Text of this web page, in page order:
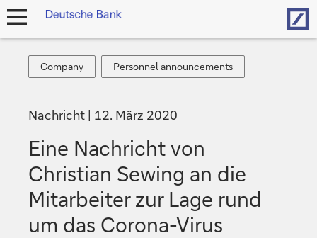
Navigation
Company
Company
Personnel
announcements
Personnel announcements
Nachricht 12. März 2020
Eine Nachricht von
Christian Sewing an die
Mitarbeiter zur Lage rund
um das Corona-Virus